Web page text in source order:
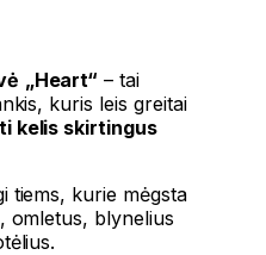
„Heart“ – tai
kuris leis greitai
kelis skirtingus
tiems, kurie mėgsta
omletus, blynelius